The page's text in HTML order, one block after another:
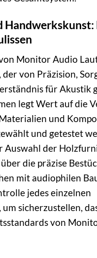
Handwerkskunst:
Monitor Audio
der von Präzision,
für Akustik
legt Wert auf die
und
und getestet
Auswahl der
die präzise
mit audiophilen
jedes einzelnen
sicherzustellen,
von